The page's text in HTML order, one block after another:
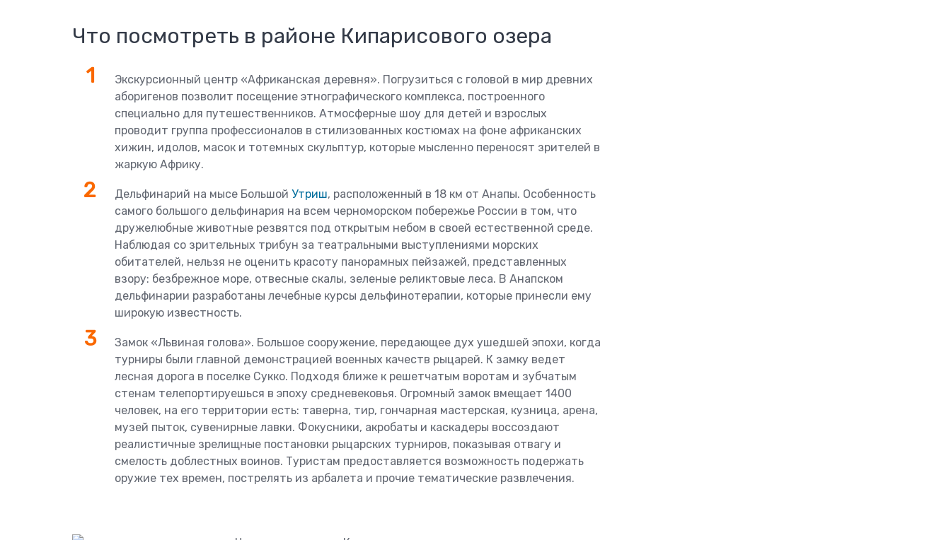
Что посмотреть в районе Кипарисового озера
Экскурсионный центр «Африканская деревня». Погрузиться с головой в мир древних
аборигенов позволит посещение этнографического комплекса, построенного
специально для путешественников. Атмосферные шоу для детей и взрослых
проводит группа профессионалов в стилизованных костюмах на фоне африканских
хижин, идолов, масок и тотемных скульптур, которые мысленно переносят зрителей в
жаркую Африку.
Дельфинарий на мысе Большой Утриш, расположенный в 18 км от Анапы. Особенность
самого большого дельфинария на всем черноморском побережье России в том, что
дружелюбные животные резвятся под открытым небом в своей естественной среде.
Наблюдая со зрительных трибун за театральными выступлениями морских
обитателей, нельзя не оценить красоту панорамных пейзажей, представленных
взору: безбрежное море, отвесные скалы, зеленые реликтовые леса. В Анапском
дельфинарии разработаны лечебные курсы дельфинотерапии, которые принесли ему
широкую известность.
Замок «Львиная голова». Большое сооружение, передающее дух ушедшей эпохи, когда
турниры были главной демонстрацией военных качеств рыцарей. К замку ведет
лесная дорога в поселке Сукко. Подходя ближе к решетчатым воротам и зубчатым
стенам телепортируешься в эпоху средневековья. Огромный замок вмещает 1400
человек, на его территории есть: таверна, тир, гончарная мастерская, кузница, арена,
музей пыток, сувенирные лавки. Фокусники, акробаты и каскадеры воссоздают
реалистичные зрелищные постановки рыцарских турниров, показывая отвагу и
смелость доблестных воинов. Туристам предоставляется возможность подержать
оружие тех времен, пострелять из арбалета и прочие тематические развлечения.